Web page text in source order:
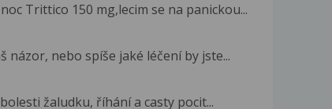
Trittico 150 mg,lecim se na panickou...
názor, nebo spíše jaké léčení by jste...
žaludku, říhání a casty pocit...